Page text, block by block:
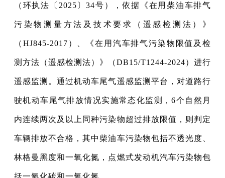
（环执法〔2025〕34号），依据《在用柴油车排气
污染物测量方法及技术要求（遥感检测法）》
（HJ845-2017）、《在用汽车排气污染物限值及检
测方法（遥感检测法）》（DB15/T1244-2024）进行
遥感监测。通过机动车尾气遥感监测平台，对道路行
驶机动车尾气排放情况实施常态化监测，6个自然月
内连续两次及以上同种污染物超过排放限值，则判定
车辆排放不合格，其中柴油车污染物包括不透光度、
林格曼黑度和一氧化氮，点燃式发动机汽车污染物包
括一氧化碳和一氧化氮。